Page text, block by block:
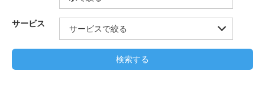
サービス